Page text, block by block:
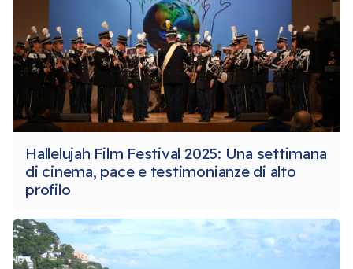
Hallelujah Film Festival 2025: Una settimana
di cinema, pace e testimonianze di alto
profilo